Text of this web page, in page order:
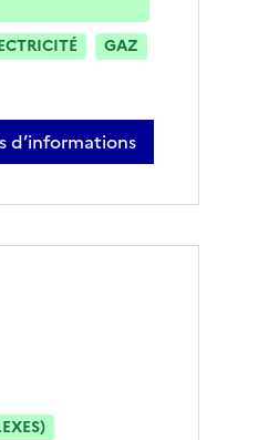
GAZ
d’informations
garnier